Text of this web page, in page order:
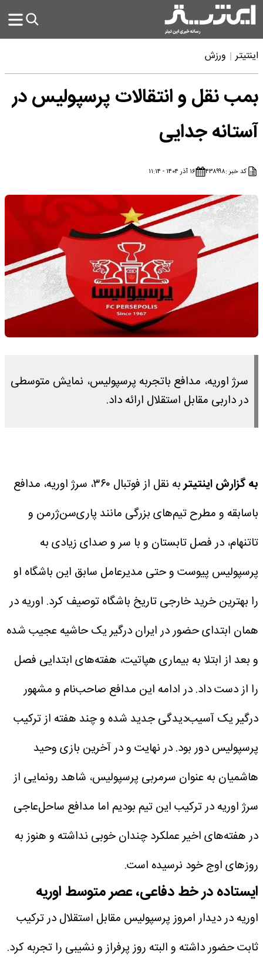
اینتیتر ورزش
بمب نقل و انتقالات پرسپولیس در
آستانه جدایی
کد خبر :۴۳۸۹۹۸ ۱۶ آذر ۱۴۰۴ - ۱۱:۱۴
سرژ اوریه، مدافع باتجربه پرسپولیس، نمایش متوسطی
در داربی مقابل استقلال ارائه داد.
به گزارش اینتیتر
به نقل از فوتبال ۳۶۰، سرژ اوریه، مدافع
باسابقه و مطرح تیم‌های بزرگی مانند پاری‌سن‌ژرمن و
تاتنهام، در فصل تابستان و با سر و صدای زیادی به
پرسپولیس پیوست و حتی مدیرعامل سابق این باشگاه او
را بهترین خرید خارجی تاریخ باشگاه توصیف کرد. اوریه در
همان ابتدای حضور در ایران درگیر یک حاشیه عجیب شده
و بعد از ابتلا به بیماری هپاتیت، هفته‌های ابتدایی فصل
را از دست داد. در ادامه این مدافع صاحب‌نام و مشهور
درگیر یک آسیب‌دیدگی جدید شده و چند هفته از ترکیب
پرسپولیس دور بود. در نهایت و در آخرین بازی وحید
هاشمیان به عنوان سرمربی پرسپولیس، شاهد رونمایی از
سرژ اوریه در ترکیب این تیم بودیم اما مدافع ساحل‌عاجی
در هفته‌های اخیر عملکرد چندان خوبی نداشته و هنوز به
روزهای اوج خود نرسیده است.
ایستاده در خط دفاعی، عصر متوسط اوریه
اوریه در دیدار امروز پرسپولیس مقابل استقلال در ترکیب
ثابت حضور داشته و البته روز پرفراز و نشیبی را تجربه کرد.